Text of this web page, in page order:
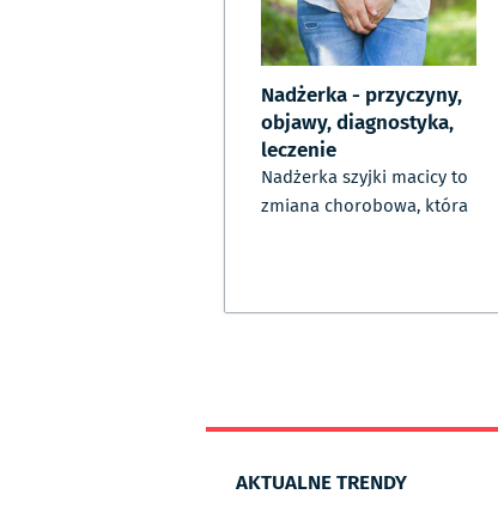
Nadżerka - przyczyny,
objawy, diagnostyka,
leczenie
Nadżerka szyjki macicy to
zmiana chorobowa, która
AKTUALNE TRENDY